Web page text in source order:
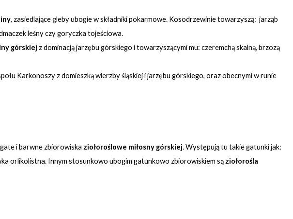
, zasiedlające gleby ubogie w składniki pokarmowe. Kosodrzewinie towarzyszą: jarząb
leśny czy goryczka tojeściowa.
górskiej z dominacją jarzębu górskiego i towarzyszącymi mu: czeremchą skalną, brzozą
Karkonoszy z domieszką wierzby śląskiej i jarzębu górskiego, oraz obecnymi w runie
i barwne zbiorowiska ziołoroślowe miłosny górskiej. Występują tu takie gatunki jak:
orlikolistna. Innym stosunkowo ubogim gatunkowo zbiorowiskiem są ziołorośla